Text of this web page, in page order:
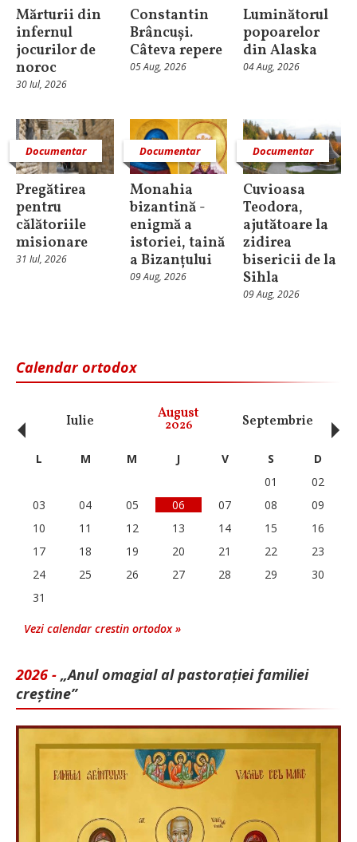
Mărturii din
infernul
jocurilor de
noroc
30 Iul, 2026
Constantin
Brâncuși.
Câteva repere
05 Aug, 2026
Luminătorul
popoarelor
din Alaska
04 Aug, 2026
Documentar
Pregătirea
pentru
călătoriile
misionare
31 Iul, 2026
Documentar
Monahia
bizantină -
enigmă a
istoriei, taină
a Bizanțului
09 Aug, 2026
Documentar
Cuvioasa
Teodora,
ajutătoare la
zidirea
bisericii de la
Sihla
09 Aug, 2026
Calendar ortodox
Iulie August
2026 Septembrie
‹ L M M J V S
D
01
02
03
04 05 06 07 08
09
10
11 12 13 14 15
16
17
18 19 20 21 22
23
24
25 26 27 28 29
30
31
Vezi calendar crestin ortodox »
2026 - „Anul omagial al pastorației familiei
creștine”